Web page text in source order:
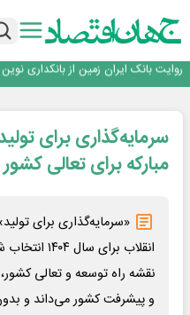
مشتریان
بانک مهر ایران
پیام مدیرعامل بانک توسعه تعاون به مناسبت ۱۵ مرداد، سالروز
اجرای برنامه تحول بانک با تمرکز بر
مشتریان
بانک مهر ایران بیشسرمایه‌گذاری برای
مبارکه برای تعالی کشور
«سرمایه‌گذاری برای
انقلاب
نقشه راه توسعه و تعالی
و پیشرفت کشور می‌داند و